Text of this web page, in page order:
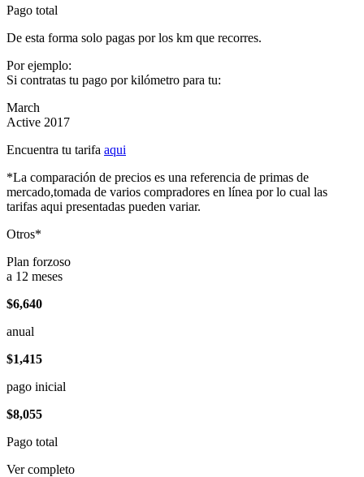
Pago total
De esta forma solo pagas por los km que recorres.
Por ejemplo:
Si contratas tu pago por kilómetro para tu:
March
Active 2017
Encuentra tu tarifa aqui
*La comparación de precios es una referencia de primas de
mercado,tomada de varios compradores en línea por lo cual las
tarifas aqui presentadas pueden variar.
Otros*
Plan forzoso
a 12 meses
$6,640
anual
$1,415
pago inicial
$8,055
Pago total
Ver completo